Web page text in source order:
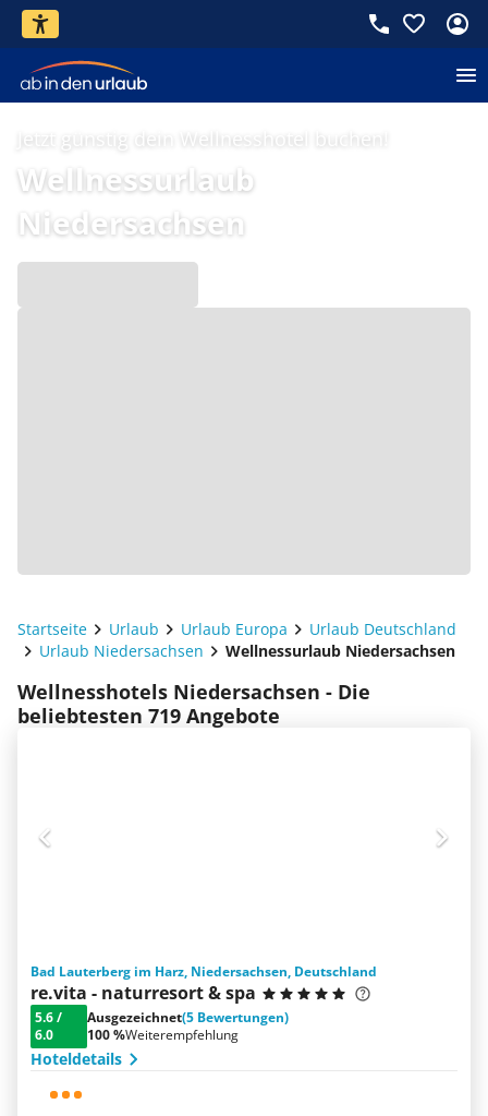
Jetzt günstig dein Wellnesshotel buchen!
Wellnessurlaub
Niedersachsen
Startseite Urlaub Urlaub Europa
Urlaub Deutschland
Urlaub Niedersachsen
Wellnessurlaub Niedersachsen
Wellnesshotels Niedersachsen - Die
beliebtesten 719 Angebote
Bad Lauterberg im Harz, Niedersachsen, Deutschland
re.vita - naturresort & spa
5.6/
6.0
Ausgezeichnet(5 Bewertungen)
100 %Weiterempfehlung
Hoteldetails